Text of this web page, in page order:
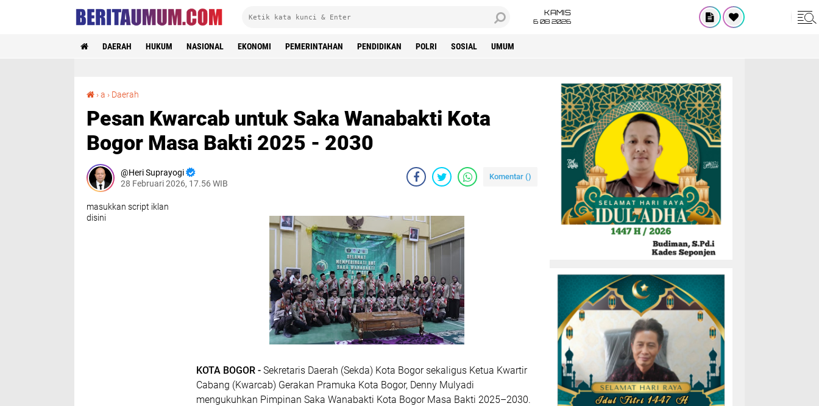
KAMIS
6 08 2026
DAERAH HUKUM NASIONAL EKONOMI PEMERINTAHAN PENDIDIKAN POLRI SOSIAL UMUM
›a › Daerah
Pesan Kwarcab untuk Saka Wanabakti Kota
Bogor Masa Bakti 2025 - 2030
Heri Suprayogi
28 Februari 2026, 17.56 WIB
Komentar ()
masukkan script iklan
disini
KOTA BOGOR - Sekretaris Daerah (Sekda) Kota Bogor sekaligus Ketua Kwartir
Cabang (Kwarcab) Gerakan Pramuka Kota Bogor, Denny Mulyadi
mengukuhkan Pimpinan Saka Wanabakti Kota Bogor Masa Bakti 2025–2030.